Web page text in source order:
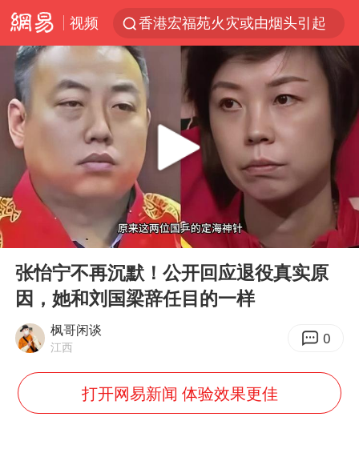
视频
香港宏福苑火灾或由烟头引起
浙江台州《告全体市民书》
以媒：穆杰塔巴被紧急送医情况危急
多所高校取消艺考
云南一地村民过火把节意外灼伤16人
张本智和：零封向鹏不意外
泰国初中生饮弹自尽前开了26枪
22岁女生独闯南太行失联12天
用AI造出新病毒意味着什么
梁文锋为什么投王兴兴
万岁山接盘烂尾恒大文旅城
Play
00:00
张怡宁不再沉默！公开回应退役真实原
因，她和刘国梁辞任目的一样
枫哥闲谈
江西 0
打开网易新闻 体验效果更佳